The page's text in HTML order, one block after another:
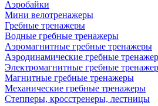
Аэробайки
Мини велотренажеры
Гребные тренажеры
Водные гребные тренажеры
Аэромагнитные гребные тренажеры
Аэродинамические гребные
Электромагнитные гребные
Магнитные гребные тренажеры
Механические гребные тренажеры
Степперы, кросстренеры, лестницы